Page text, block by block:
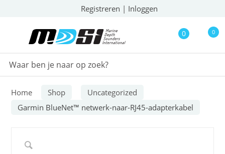
Registreren | Inloggen
0 0
Home Shop
Uncategorized
Garmin BlueNet™ netwerk-naar-RJ45-adapterkabel